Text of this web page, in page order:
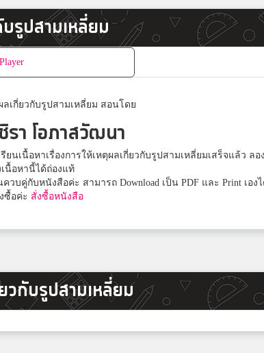
บรูปสามเหลี่ยม
ลเกี่ยวกับรูปสามเหลี่ยม สอนโดย
รา โอภาสวัฒนา
รียนเนื้อหาเรื่องการให้เหตุผลเกี่ยวกับรูปสามเหลี่ยมเสร็จแล้ว
เนื้อหานี้ได้ถ่องแท้
ควบคู่กับหนังสือค่ะ สามารถ Download เป็น PDF และ Print เอ
ซื้อค่ะ สั่งซื้อหนังสือ
วกับรูปสามเหลี่ยม